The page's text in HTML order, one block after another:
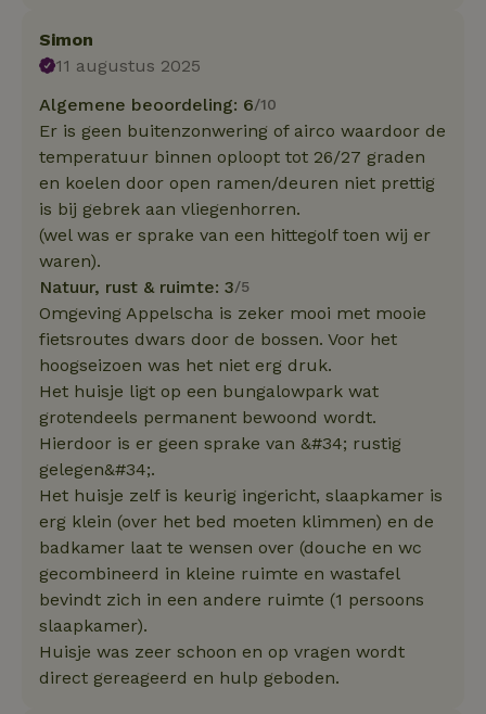
Simon
11 augustus 2025
Algemene beoordeling: 6/10
Er is geen buitenzonwering of airco waardoor de
temperatuur binnen oploopt tot 26/27 graden
en koelen door open ramen/deuren niet prettig
is bij gebrek aan vliegenhorren.
(wel was er sprake van een hittegolf toen wij er
waren).
Natuur, rust & ruimte: 3/5
Omgeving Appelscha is zeker mooi met mooie
fietsroutes dwars door de bossen. Voor het
hoogseizoen was het niet erg druk.
Het huisje ligt op een bungalowpark wat
grotendeels permanent bewoond wordt.
Hierdoor is er geen sprake van &#34; rustig
gelegen&#34;.
Het huisje zelf is keurig ingericht, slaapkamer is
erg klein (over het bed moeten klimmen) en de
badkamer laat te wensen over (douche en wc
gecombineerd in kleine ruimte en wastafel
bevindt zich in een andere ruimte (1 persoons
slaapkamer).
Huisje was zeer schoon en op vragen wordt
direct gereageerd en hulp geboden.